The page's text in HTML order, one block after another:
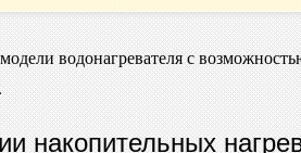
водонагревателя с
накопительных